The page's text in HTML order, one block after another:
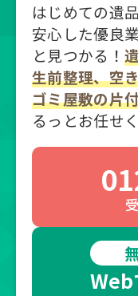
はじめての遺
安心した優良
と見つかる！
生前整理、空
ゴミ屋敷の片
るっとお任せ
Web